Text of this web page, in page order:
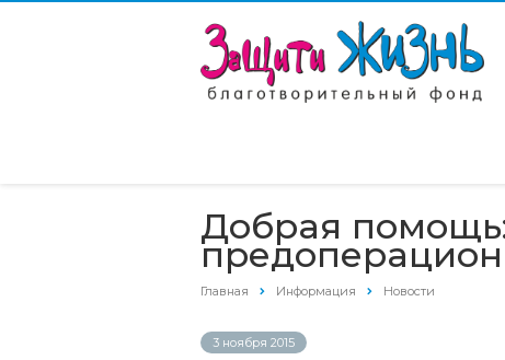
Добрая
Главная Информация Новости
3 ноября 2015